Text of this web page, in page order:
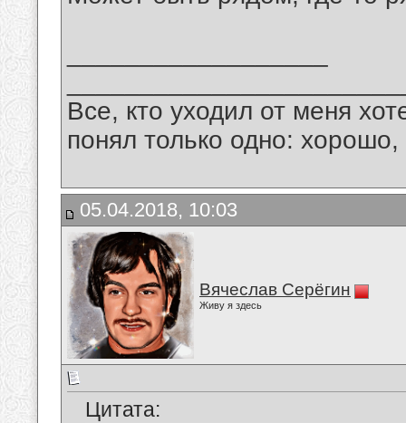
Все, кто уходил от меня
понял только одно:
05.04.2018, 10:03
Вячеслав Серёгин
Живу я здесь
Цитата: